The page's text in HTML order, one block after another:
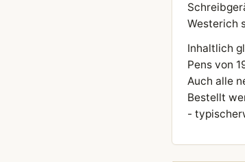
Westerich
Inhaltlich
Pens von
Auch alle
Bestellt
-